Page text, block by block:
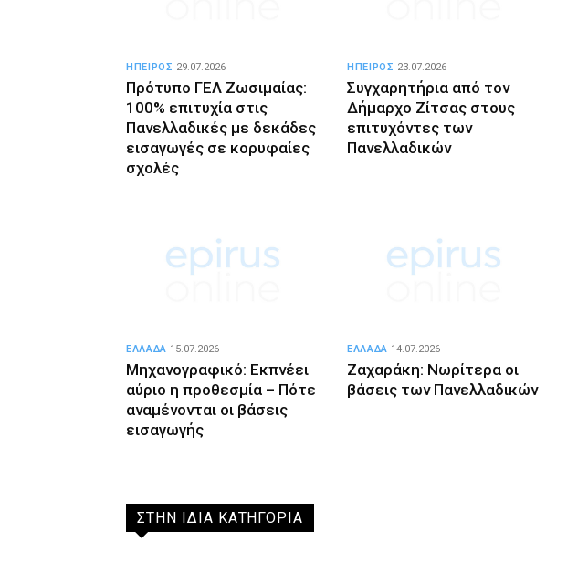
Πρότυπο ΓΕΛ Ζωσιμαίας:
100% επιτυχία στις
Πανελλαδικές με δεκάδες
εισαγωγές σε κορυφαίες
σχολές
ΗΠΕΙΡΟΣ 29.07.2026
Συγχαρητήρια από τον
Δήμαρχο Ζίτσας στους
επιτυχόντες των
Πανελλαδικών
ΗΠΕΙΡΟΣ 23.07.2026
Μηχανογραφικό: Εκπνέει
αύριο η προθεσμία – Πότε
αναμένονται οι βάσεις
εισαγωγής
ΕΛΛΑΔΑ 15.07.2026
Ζαχαράκη: Νωρίτερα οι
βάσεις των Πανελλαδικών
ΕΛΛΑΔΑ 14.07.2026
ΣΤΗΝ ΙΔΙΑ ΚΑΤΗΓΟΡΙΑ